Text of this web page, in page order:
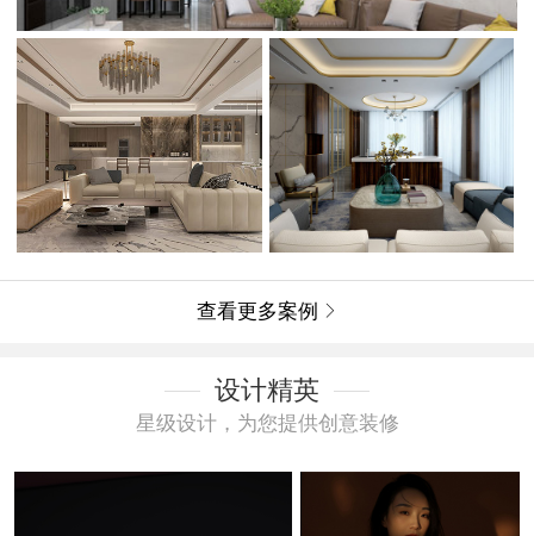
查看更多案例 
设计精英
星级设计，为您提供创意装修